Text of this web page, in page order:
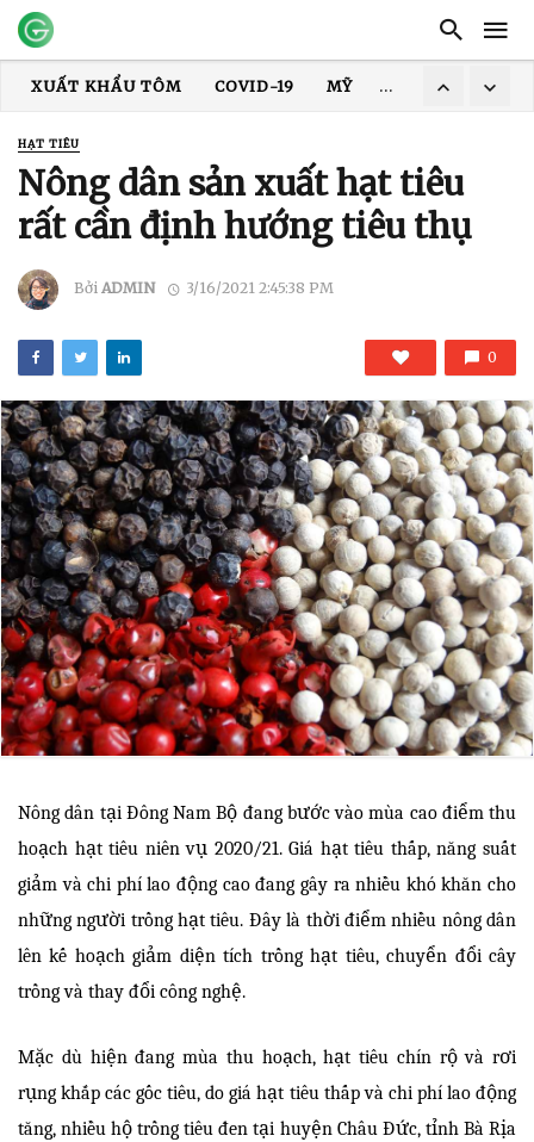
XUẤT KHẨU THỦY SẢN GIÁ TÔM
XUẤT KHẨU CÁ TRA
XUẤT KHẨU TÔM
HẠT TIÊU
Nông dân sản xuất hạt tiêu
rất cần định hướng tiêu thụ
Bởi ADMIN 3/16/2021 2:45:38 PM
0
Nông dân tại Đông Nam Bộ đang bước vào mùa cao điểm thu
hoạch hạt tiêu niên vụ 2020/21. Giá hạt tiêu thấp, năng suất
giảm và chi phí lao động cao đang gây ra nhiều khó khăn cho
những người trồng hạt tiêu. Đây là thời điểm nhiều nông dân
lên kế hoạch giảm diện tích trồng hạt tiêu, chuyển đổi cây
trồng và thay đổi công nghệ.
Mặc dù hiện đang mùa thu hoạch, hạt tiêu chín rộ và rơi
rụng khắp các gốc tiêu, do giá hạt tiêu thấp và chi phí lao động
tăng, nhiều hộ trồng tiêu đen tại huyện Châu Đức, tỉnh Bà Rịa